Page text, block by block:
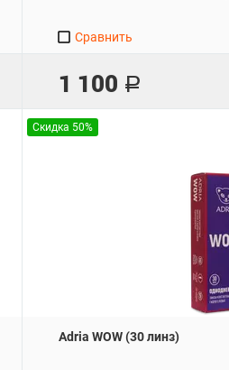
1 100 Р
Сравнить
Скидка 50%
Adria WOW (30 линз)